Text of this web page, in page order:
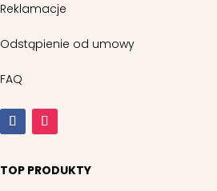
Reklamacje
Odstąpienie od umowy
FAQ
TOP PRODUKTY